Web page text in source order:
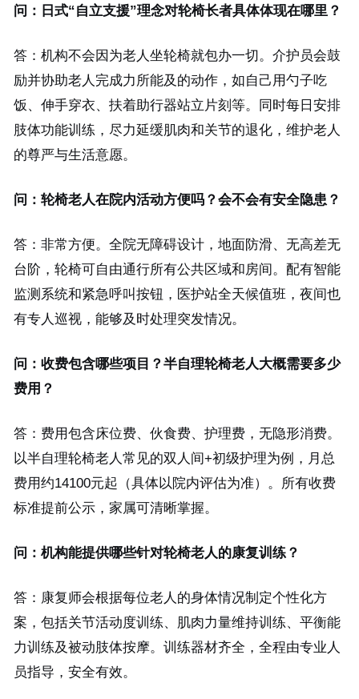
问：日式“自立支援”理念对轮椅长者具体体现在哪里？
答：机构不会因为老人坐轮椅就包办一切。介护员会鼓
励并协助老人完成力所能及的动作，如自己用勺子吃
饭、伸手穿衣、扶着助行器站立片刻等。同时每日安排
肢体功能训练，尽力延缓肌肉和关节的退化，维护老人
的尊严与生活意愿。
问：轮椅老人在院内活动方便吗？会不会有安全隐患？
答：非常方便。全院无障碍设计，地面防滑、无高差无
台阶，轮椅可自由通行所有公共区域和房间。配有智能
监测系统和紧急呼叫按钮，医护站全天候值班，夜间也
有专人巡视，能够及时处理突发情况。
问：收费包含哪些项目？半自理轮椅老人大概需要多少
费用？
答：费用包含床位费、伙食费、护理费，无隐形消费。
以半自理轮椅老人常见的双人间+初级护理为例，月总
费用约14100元起（具体以院内评估为准）。所有收费
标准提前公示，家属可清晰掌握。
问：机构能提供哪些针对轮椅老人的康复训练？
答：康复师会根据每位老人的身体情况制定个性化方
案，包括关节活动度训练、肌肉力量维持训练、平衡能
力训练及被动肢体按摩。训练器材齐全，全程由专业人
员指导，安全有效。